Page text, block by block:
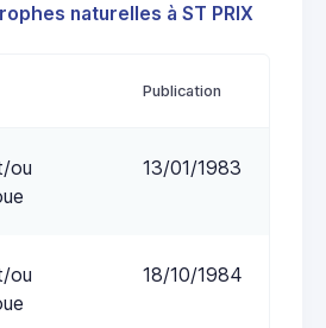
naturelles à ST PRIX
Publication
ou
13/01/1983
ou
18/10/1984